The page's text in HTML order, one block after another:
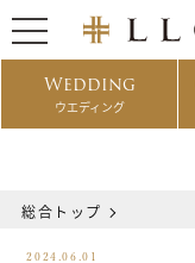
Wedding
ウエディング
総合トップ
2024.06.01